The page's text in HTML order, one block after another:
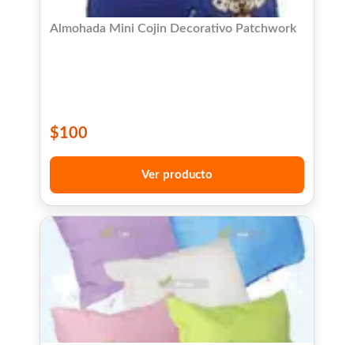
Almohada Mini Cojin Decorativo Patchwork
$100
Ver producto